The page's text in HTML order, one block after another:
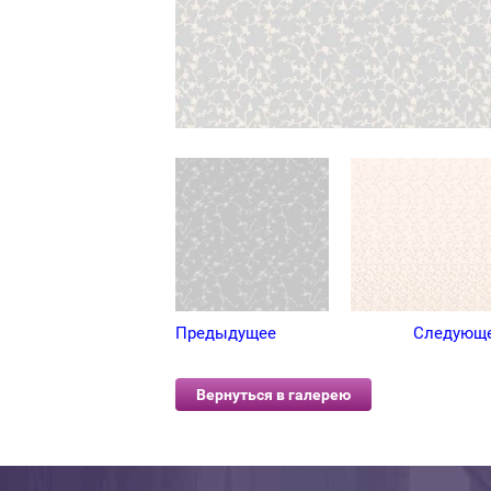
Предыдущее
Вернуться в галерею